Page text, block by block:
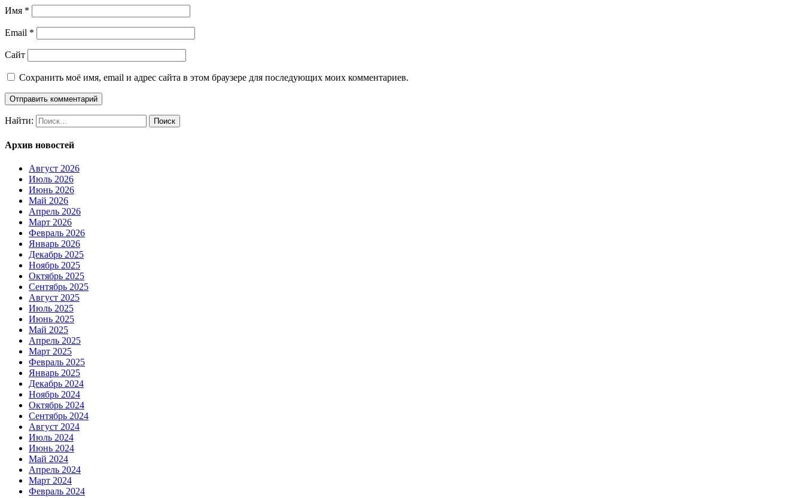
Имя *
Email *
Сайт
Сохранить моё имя, email и адрес сайта в этом браузере для последующих моих комментариев.
Найти:
Архив новостей
Август 2026
Июль 2026
Июнь 2026
Май 2026
Апрель 2026
Март 2026
Февраль 2026
Январь 2026
Декабрь 2025
Ноябрь 2025
Октябрь 2025
Сентябрь 2025
Август 2025
Июль 2025
Июнь 2025
Май 2025
Апрель 2025
Март 2025
Февраль 2025
Январь 2025
Декабрь 2024
Ноябрь 2024
Октябрь 2024
Сентябрь 2024
Август 2024
Июль 2024
Июнь 2024
Май 2024
Апрель 2024
Март 2024
Февраль 2024